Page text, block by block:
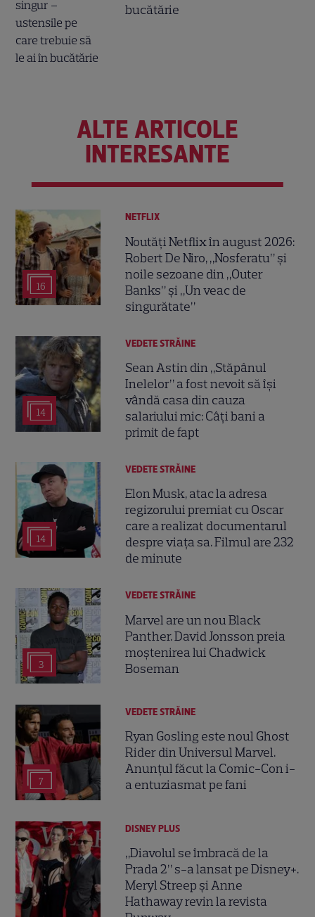
bucătărie
ALTE ARTICOLE
INTERESANTE
16
NETFLIX
Noutăți Netflix în august 2026:
Robert De Niro, „Nosferatu” și
noile sezoane din „Outer
Banks” și „Un veac de
singurătate”
14
VEDETE STRĂINE
Sean Astin din „Stăpânul
Inelelor” a fost nevoit să își
vândă casa din cauza
salariului mic: Câți bani a
primit de fapt
14
VEDETE STRĂINE
Elon Musk, atac la adresa
regizorului premiat cu Oscar
care a realizat documentarul
despre viața sa. Filmul are 232
de minute
3
VEDETE STRĂINE
Marvel are un nou Black
Panther. David Jonsson preia
moștenirea lui Chadwick
Boseman
7
VEDETE STRĂINE
Ryan Gosling este noul Ghost
Rider din Universul Marvel.
Anunțul făcut la Comic-Con i-
a entuziasmat pe fani
DISNEY PLUS
„Diavolul se îmbracă de la
Prada 2” s-a lansat pe Disney+.
Meryl Streep și Anne
Hathaway revin la revista